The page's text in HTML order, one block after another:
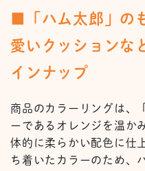
■「ハム太郎」の
愛いクッションな
インナップ
商品のカラーリングは、
ーであるオレンジを温か
体的に柔らかい配色に仕
ち着いたカラーのため、